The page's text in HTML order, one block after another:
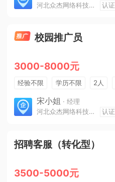
河北众杰网络科技有限公司
认证
校园推广员
3000-8000元
经验不限 学历不限 2人
销售奖金
奖励计划
宋小姐 · 经理
河北众杰网络科技有限公司
认证
招聘客服（转化型）
3500-5000元